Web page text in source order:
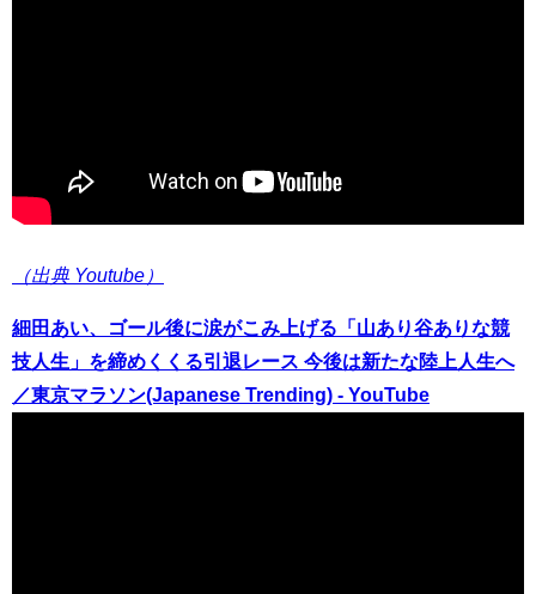
（出典 Youtube）
細田あい、ゴール後に涙がこみ上げる「山あり谷ありな競
技人生」を締めくくる引退レース 今後は新たな陸上人生へ
／東京マラソン(Japanese Trending) - YouTube